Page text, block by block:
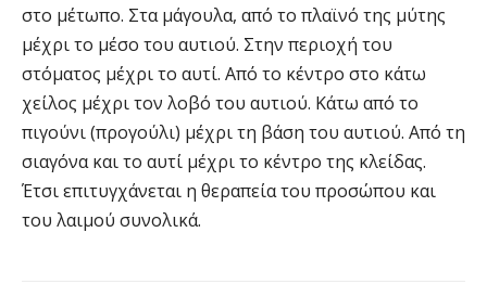
στο μέτωπο. Στα μάγουλα, από το πλαϊνό της μύτης
μέχρι το μέσο του αυτιού. Στην περιοχή του
στόματος μέχρι το αυτί. Από το κέντρο στο κάτω
χείλος μέχρι τον λοβό του αυτιού. Κάτω από το
πιγούνι (προγούλι) μέχρι τη βάση του αυτιού. Από τη
σιαγόνα και το αυτί μέχρι το κέντρο της κλείδας.
Έτσι επιτυγχάνεται η θεραπεία του προσώπου και
του λαιμού συνολικά.